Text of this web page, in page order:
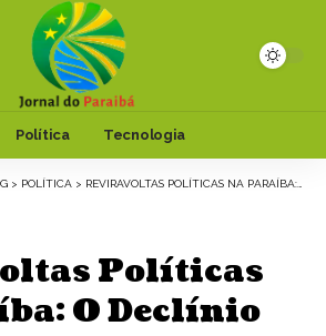
Política Tecnologia
> POLÍTICA > REVIRAVOLTAS POLÍTICAS NA PARAÍBA: O DECLÍNIO DE DANIELLA E EFRAIM EM MEIO A AJUSTES PARTIDÁRIOS
Políticas
O Declínio